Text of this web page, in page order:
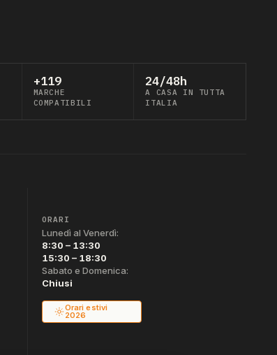
+119
MARCHE
COMPATIBILI
24/48h
A CASA IN TUTTA
ITALIA
ORARI
Lunedì al Venerdì:
8:30 – 13:30
15:30 – 18:30
Sabato e Domenica:
Chiusi
Orari estivi
2026